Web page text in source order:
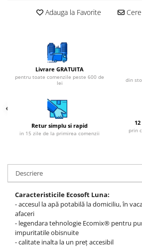
Adauga la Favorite Cere
Livrare GRATUITA
pentru toate comenzile peste 600 de
lei
din
Retur simplu si rapid
in 15 zile de la primirea comenzii
prin
Descriere
Caracteristicile Ecosoft Luna:
- accesul la apă potabilă la domiciliu, în
afaceri
- legendara tehnologie Ecomix® pentru
impuritatile obisnuite
- calitate inalta la un preț accesibil